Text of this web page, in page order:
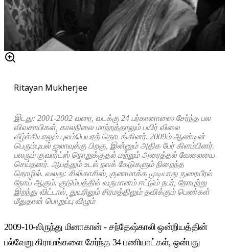
Ritayan Mukherjee
இடது: 2001-2002 வரை, வடக்கு 24 பர்கானாஸை சேர்ந்த பல
விவசாயிகள், காலநிலை மாற்றத்தாலும் பயிர் விலை
வீழ்ச்சியாலும் புலம்பெயரத் தொடங்கினர். 2009ம் ஆண்டின்
பெரும்புயல் ஐலாவுக்கு பிறகு, இன்னும் அதிக பேர் கிளம்பினர்.
பலரும் குவார்ட்ஸ் நொறுக்குதல் மற்றும் அரைத்தல் வேலையை
செய்தனர். ஆபத்தும் உடல் நலக் கேடுகளும் நிறைந்த
தொழில். வலது: சிலிகாசிஸ், குணமாக்க முடியாது நுரையீரல்
நோய் ஆகும். குடும்பத்தில் வருமானம் ஈட்டும் நபர், நோயுற்று
இறந்து விட்டால், துயரிலும் சிரமத்திலும் தவிக்கும் பெண்கள்
மீதுதான் பொறுப்பு விழும்
2009-10-லிருந்து மினாகான் - சந்தேஷ்காலி ஒன்றியத்தின்
பல்வேறு கிராமங்களை சேர்ந்த 34 பணியாட்கள், ஒன்பது